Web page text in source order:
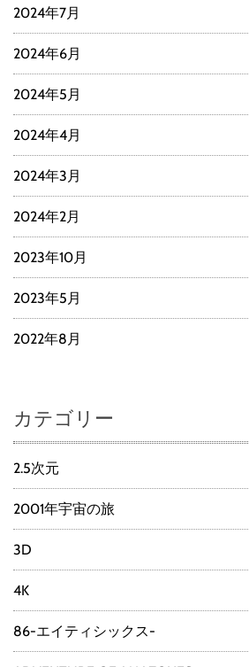
2024年7月
2024年6月
2024年5月
2024年4月
2024年3月
2024年2月
2023年10月
2023年5月
2022年8月
カテゴリー
2.5次元
2001年宇宙の旅
3D
4K
86-エイティシックス-